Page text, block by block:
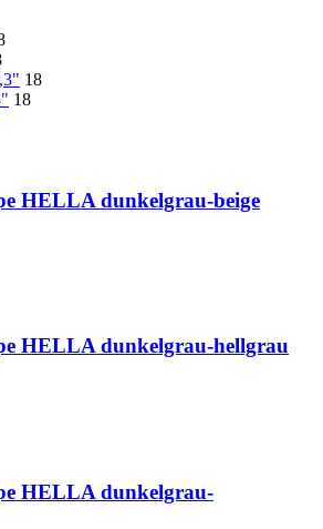
18
18
HELLA dunkelgrau-beige
HELLA dunkelgrau-hellgrau
HELLA dunkelgrau-